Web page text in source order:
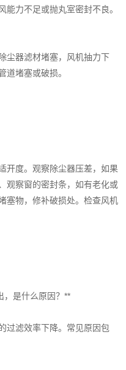
力不足或抛丸室密封不良。
尘器滤材堵塞，风机抽力下
道堵塞或破损。
开度。观察除尘器压差，如果
观察窗的密封条，如有老化或
塞物，修补破损处。检查风机
，是什么原因？**
过滤效率下降。常见原因包